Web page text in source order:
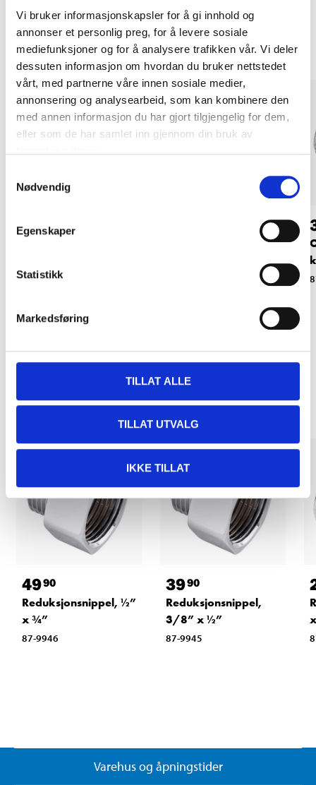
Vi bruker informasjonskapsler for å gi innhold og
annonser et personlig preg, for å levere sosiale
mediefunksjoner og for å analysere trafikken vår. Vi deler
dessuten informasjon om hvordan du bruker nettstedet
vårt, med partnerne våre innen sosiale medier,
annonsering og analysearbeid, som kan kombinere den
med annen informasjon du har gjort tilgjengelig for dem,
eller som de har samlet inn gjennom din bruk av
Nødvendig
Egenskaper
Statistikk
Markedsføring
TILLAT ALLE
TILLAT UTVALG
IKKE TILLAT
Andre kunder har også kjøpt
34
87-9933
Relaterte produkter
4990
Reduksjonsnippel, ½”
x ¾”
87-9946
3990
Reduksjonsnippel,
3/8” x ½”
87-9945
Varehus og åpningstider